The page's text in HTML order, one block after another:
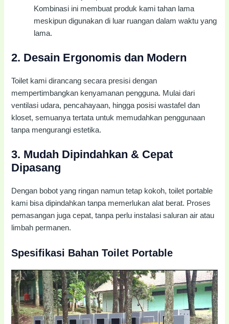
Kombinasi ini membuat produk kami tahan lama
meskipun digunakan di luar ruangan dalam waktu yang
lama.
2. Desain Ergonomis dan Modern
Toilet kami dirancang secara presisi dengan
mempertimbangkan kenyamanan pengguna. Mulai dari
ventilasi udara, pencahayaan, hingga posisi wastafel dan
kloset, semuanya tertata untuk memudahkan penggunaan
tanpa mengurangi estetika.
3. Mudah Dipindahkan & Cepat
Dipasang
Dengan bobot yang ringan namun tetap kokoh, toilet portable
kami bisa dipindahkan tanpa memerlukan alat berat. Proses
pemasangan juga cepat, tanpa perlu instalasi saluran air atau
limbah permanen.
Spesifikasi Bahan Toilet Portable